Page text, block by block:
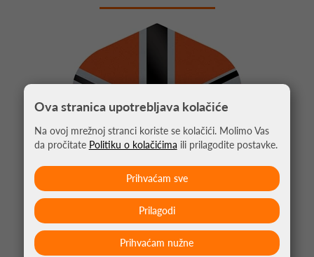
Ova stranica upotrebljava kolačiće
Na ovoj mrežnoj stranci koriste se kolačići. Molimo Vas
da pročitate Politiku o kolačićima ili prilagodite postavke.
Prihvaćam nužne
Prilagodi
Prihvaćam sve